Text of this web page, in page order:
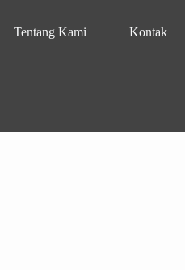
Tentang Kami Kontak